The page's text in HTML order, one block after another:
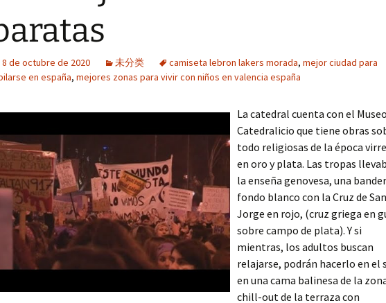
8 de octubre de 2020 未分类 camiseta lebron lakers morada, mejor ciudad para
en españa, mejores zonas para vivir con niños en valencia españa
La catedral cuenta con el Museo
Catedralicio que tiene obras
todo religiosas de la época
en oro y plata. Las tropas
la enseña genovesa, una
fondo blanco con la Cruz de San
Jorge en rojo, (cruz griega en
sobre campo de plata). Y si
mientras, los adultos buscan
relajarse, podrán hacerlo en el
en una cama balinesa de la
chill-out de la terraza con